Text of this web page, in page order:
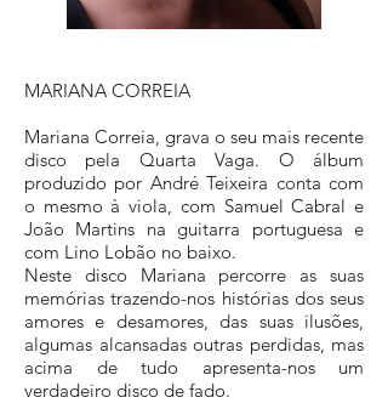
MARIANA CORREIA
Mariana Correia, grava o seu mais recente
disco pela Quarta Vaga. O álbum
produzido por André Teixeira conta com
o mesmo à viola, com Samuel Cabral e
João Martins na guitarra portuguesa e
com Lino Lobão no baixo.
Neste disco Mariana percorre as suas
memórias trazendo-nos histórias dos seus
amores e desamores, das suas ilusões,
algumas alcansadas outras perdidas, mas
acima de tudo apresenta-nos um
verdadeiro disco de fado.